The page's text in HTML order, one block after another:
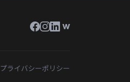
プライバシーポリシー